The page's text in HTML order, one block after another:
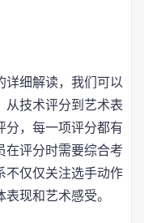
详细解读，我们可以
从技术评分到艺术表
分，每一项评分都有
在评分时需要综合考
不仅仅关注选手动作
现和艺术感受。